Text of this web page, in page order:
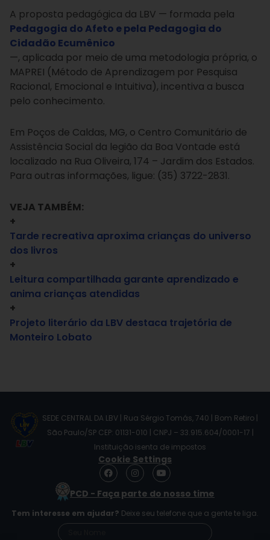
A proposta pedagógica da LBV — formada pela
Pedagogia do Afeto e pela Pedagogia do
Cidadão Ecumênico
—, aplicada por meio de uma metodologia própria, o
MAPREI (Método de Aprendizagem por Pesquisa
Racional, Emocional e Intuitiva), incentiva a busca
pelo conhecimento.
Em Poços de Caldas, MG, o Centro Comunitário de
Assistência Social da legião da Boa Vontade está
localizado na Rua Oliveira, 174 – Jardim dos Estados.
Para outras informações, ligue: (35) 3722-2831.
VEJA TAMBÉM:
+
Tarde recreativa aproxima crianças do universo
dos livros
+
Leitura compartilhada garante aprendizado e
anima crianças atendidas
+
Projeto literário da LBV destaca trajetória de
Monteiro Lobato
SEDE CENTRAL DA LBV | Rua Sérgio Tomás, 740 | Bom Retiro |
São Paulo/SP CEP: 01131-010 | CNPJ – 33.915.604/0001-17 |
Instituição isenta de impostos
Cookie Settings
F
a
e
o
o
I
n
s
t
g
r
Y
o
t
b
e
PCD - Faça parte do nosso time
Tem interesse em ajudar? Deixe seu telefone que a gente te liga.